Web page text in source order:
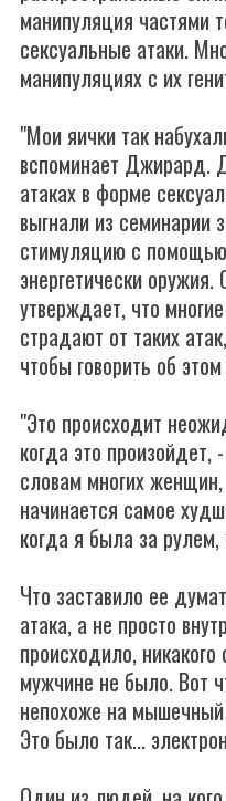
манипуляция частями
сексуальные атаки.
манипуляциях с их
"Мои яички так
вспоминает Джирард.
атаках в форме
выгнали из семинарии
стимуляцию с
энергетически
утверждает, что
страдают от таких
чтобы говорить об
"Это происходит
когда это произойдет,
словам многих
начинается самое
когда я была за
Что заставило ее
атака, а не просто
происходило,
мужчине не было. Вот
непохоже на
Это было так...